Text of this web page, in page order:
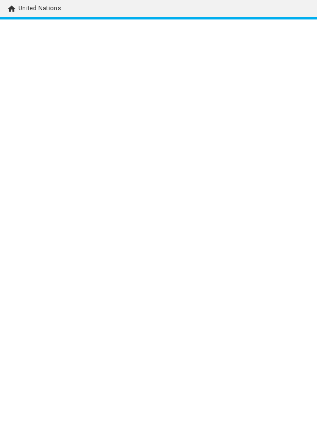
home United Nations